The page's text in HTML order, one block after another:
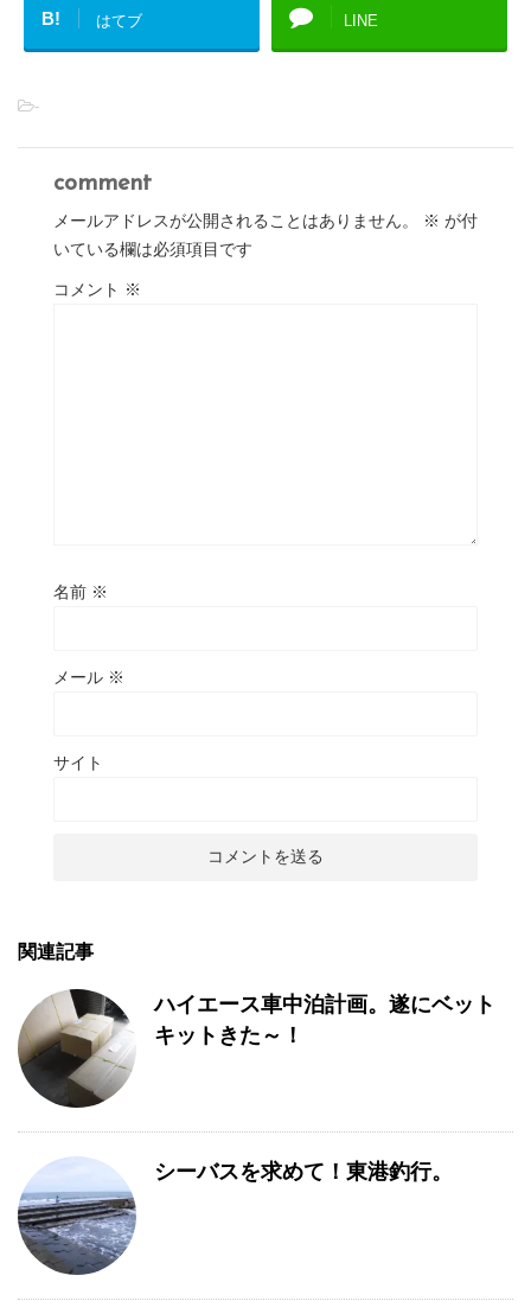
B! はてブ LINE
-
comment
メールアドレスが公開されることはありません。 ※ が付
いている欄は必須項目です
コメント ※
名前 ※
メール ※
サイト
関連記事
ハイエース車中泊計画。遂にベット
キットきた～！
シーバスを求めて！東港釣行。